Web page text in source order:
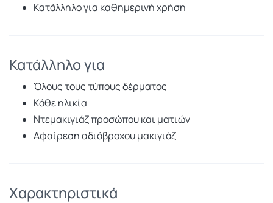
Κατάλληλο για καθημερινή χρήση
Κατάλληλο για
Όλους τους τύπους δέρματος
Κάθε ηλικία
Ντεμακιγιάζ προσώπου και ματιών
Αφαίρεση αδιάβροχου μακιγιάζ
Χαρακτηριστικά